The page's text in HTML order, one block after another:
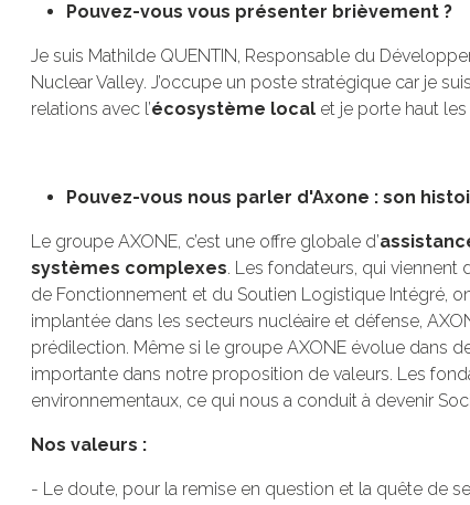
Pouvez-vous vous présenter brièvement ?
Je suis Mathilde QUENTIN, Responsable du
Nuclear Valley. J’occupe un poste stratégique car je
relations avec l’écosystème local et je porte haut les
Pouvez-vous nous parler d'Axone : son
Le groupe AXONE, c’est une offre globale d’
systèmes complexes. Les fondateurs, qui viennent
de Fonctionnement et du Soutien Logistique Intégré,
implantée dans les secteurs nucléaire et défense,
prédilection. Même si le groupe AXONE évolue dans
importante dans notre proposition de valeurs. Les
environnementaux, ce qui nous a conduit à devenir
Nos valeurs :
- Le doute, pour la remise en question et la quête de